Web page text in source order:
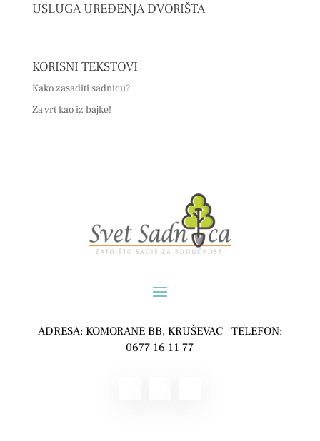
USLUGA UREĐENJA DVORIŠTA
KORISNI TEKSTOVI
Kako zasaditi sadnicu?
Za vrt kao iz bajke!
ADRESA: KOMORANE BB, KRUŠEVAC TELEFON:
0677 16 11 77